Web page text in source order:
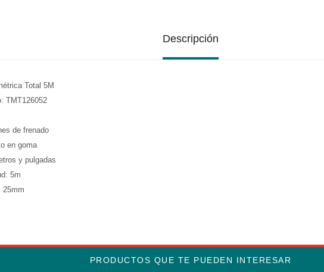
Descripción
Total 5M
TMT126052
de frenado
en goma
y pulgadas
5m
25mm
PRODUCTOS QUE TE PUEDEN INTERESAR